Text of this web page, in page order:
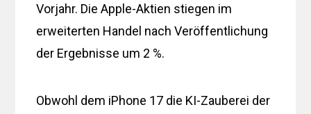
Vorjahr. Die Apple-Aktien stiegen im
erweiterten Handel nach Veröffentlichung
der Ergebnisse um 2 %.
Obwohl dem iPhone 17 die KI-Zauberei der